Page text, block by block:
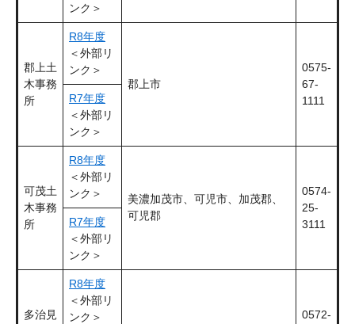
ンク＞
郡上土
木事務
所
R8年度
＜外部リ
ンク＞
郡上市
0575-
67-
1111
R7年度
＜外部リ
ンク＞
可茂土
木事務
所
R8年度
＜外部リ
ンク＞
美濃加茂市、可児市、加茂郡、
可児郡
0574-
25-
3111
R7年度
＜外部リ
ンク＞
多治見
R8年度
＜外部リ
ンク＞
0572-